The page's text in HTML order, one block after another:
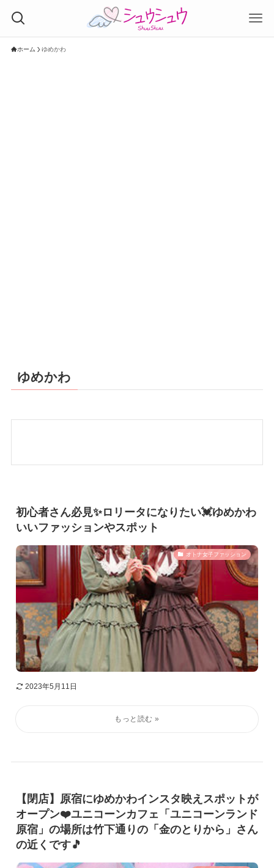
ホーム ゆめかわ
ゆめかわ
初心者さん必見✨ロリータになりたい💓ゆめかわ
いいファッションやスポット
オトナ女子ファッション
2023年5月11日
【閉店】原宿にゆめかわインスタ映えスポットが
オープン❤️ユニコーンカフェ「ユニコーンランド
原宿」の場所は竹下通りの「金のとりから」さん
の近くです🎵